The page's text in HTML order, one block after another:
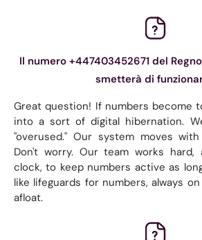
Il numero +447403452671 del
smetterà di
Great question! If numbers become
into a sort of digital hibernation.
"overused." Our system moves
Don't worry. Our team works hard,
clock, to keep numbers active as
like lifeguards for numbers, always
afloat.